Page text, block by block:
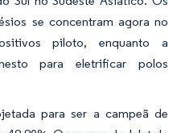
se concentram agora no
piloto, enquanto a
para eletrificar polos
para ser a campeã de